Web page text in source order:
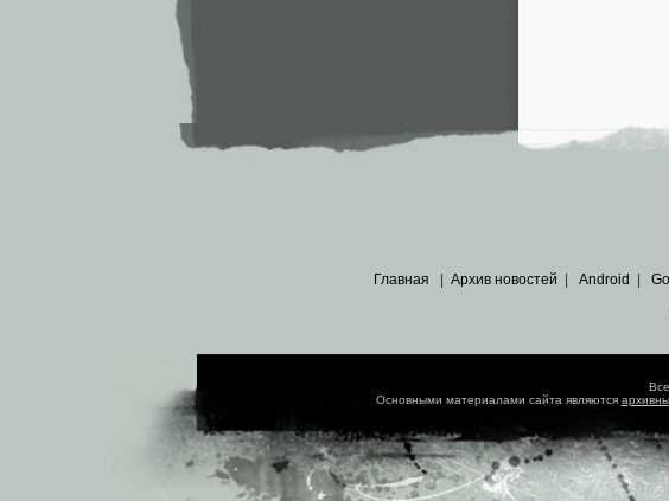
Главная Архив новостей Android
Основными материалами сайта являются